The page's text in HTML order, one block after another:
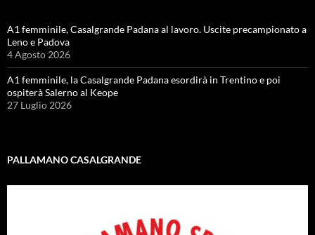
A1 femminile, Casalgrande Padana al lavoro. Uscite precampionato a
Leno e Padova
4 Agosto 2026
A1 femminile, la Casalgrande Padana esordirà in Trentino e poi
ospiterà Salerno al Keope
27 Luglio 2026
PALLAMANO CASALGRANDE